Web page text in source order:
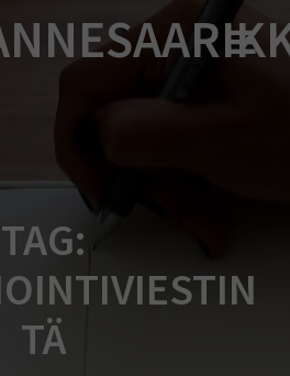
to
content
TAG:
TÄ